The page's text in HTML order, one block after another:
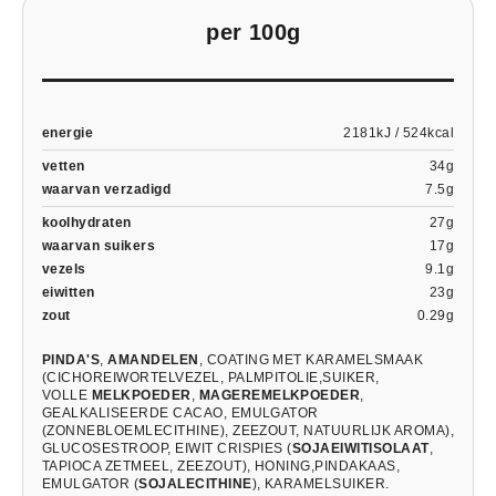
per 100g
energie 2181kJ / 524kcal
vetten
34g
waarvan verzadigd
7.5g
koolhydraten
27g
waarvan suikers
17g
vezels
9.1g
eiwitten
23g
zout
0.29g
PINDA'S,AMANDELEN , COATING MET KARAMELSMAAK
(CICHOREIWORTELVEZEL, PALMPITOLIE,SUIKER,
VOLLE MELKPOEDER, MAGEREMELKPOEDER,
GEALKALISEERDE CACAO, EMULGATOR
(ZONNEBLOEMLECITHINE), ZEEZOUT, NATUURLIJK AROMA),
GLUCOSESTROOP, EIWIT CRISPIES (SOJAEIWITISOLAAT,
TAPIOCA ZETMEEL, ZEEZOUT), HONING,PINDAKAAS,
EMULGATOR (SOJALECITHINE), KARAMELSUIKER.